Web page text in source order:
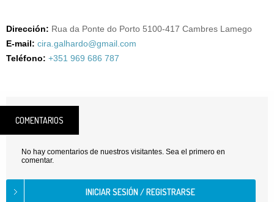
Dirección: Rua da Ponte do Porto 5100-417 Cambres Lamego
E-mail: cira.galhardo@gmail.com
Teléfono: +351 969 686 787
COMENTARIOS
No hay comentarios de nuestros visitantes. Sea el primero en
comentar.